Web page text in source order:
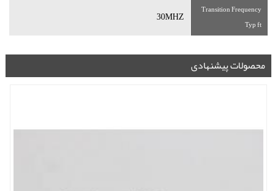
30MHZ
Transition Frequency
Typ ft
محصولات پیشنهادی